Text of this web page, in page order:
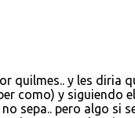
quilmes.. y les diria
como) y siguiendo el
sepa.. pero algo si